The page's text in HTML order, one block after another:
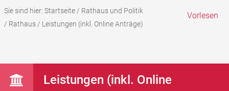
Sie sind hier: Startseite/ Rathaus und Politik
/ Rathaus/ Leistungen (inkl. Online Anträge)
Vorlesen
Leistungen (inkl. Online